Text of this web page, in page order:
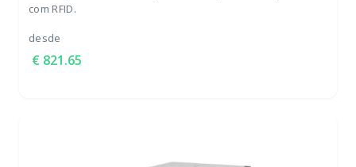
com RFID.
desde
821.65